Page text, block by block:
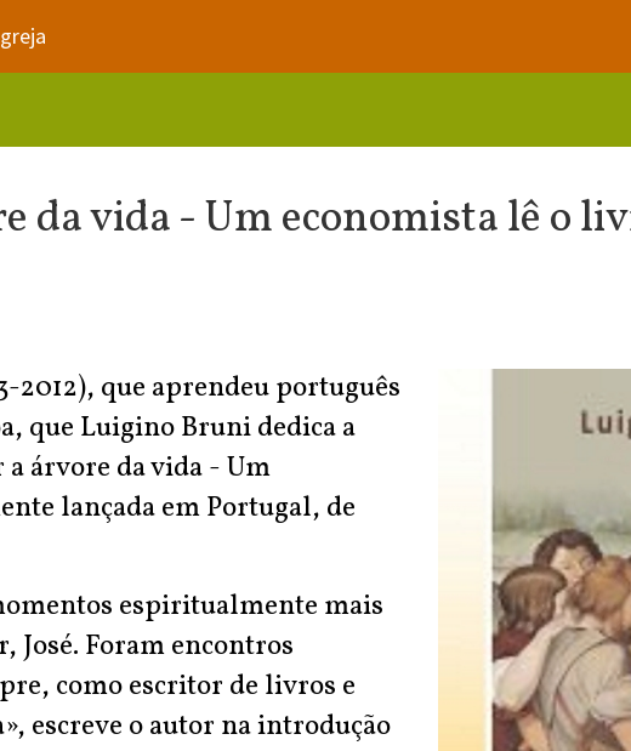
da vida - Um economista lê o
2012), que aprendeu português
que Luigino Bruni dedica a
árvore da vida - Um
lançada em Portugal, de
espiritualmente mais
José. Foram encontros
como escritor de livros e
escreve o autor na introdução